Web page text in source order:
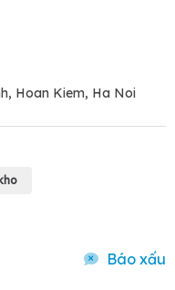
Hoan Kiem, Ha Noi
Báo xấu